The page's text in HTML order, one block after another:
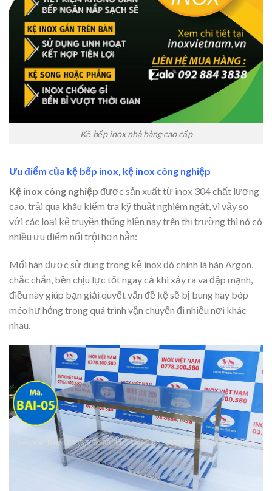
Kệ bếp inox nhà hàng cao cấp
Ưu điểm của kệ bếp inox, kệ inox công nghiệp
Kệ inox công nghiệp được sản xuất từ inox 304 chất lượng
cao, trải qua khâu kiểm tra kỹ thuật nghiêm ngặt, vì vậy so
với các loại kệ truyền thống hiện nay trên thị trường thì nó có
nhiều ưu điểm nổi trội hơn hẳn:
Mối hàn được sử dụng trong kệ inox đó chính là hàn Argon,
chắc chắn, bền chịu lực tốt ngay cả khi xảy ra va đập mạnh,
điều này giúp bạn giải quyết vấn đề kệ sẽ bị bung hay bóp
méo hư hỏng trong quá trình vận chuyển đi nhiều nơi khác
nhau.